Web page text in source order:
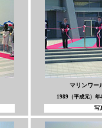
マリンワー
1989（平成元）
写